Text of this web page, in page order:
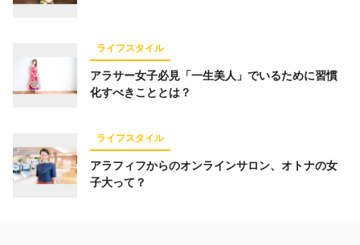
ライフスタイル
アラサー⼥⼦必⾒「⼀⽣美⼈」でいるために習慣
化すべきこととは？
ライフスタイル
アラフィフからのオンラインサロン、オトナの女
子大って？